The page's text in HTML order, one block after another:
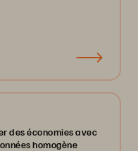
des économies avec
homogène